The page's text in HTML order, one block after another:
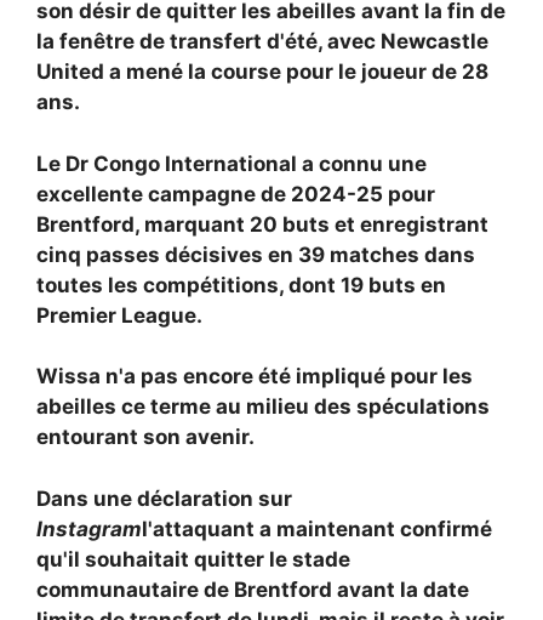
son désir de quitter les abeilles avant la fin de
la fenêtre de transfert d'été, avec Newcastle
United a mené la course pour le joueur de 28
ans.
Le Dr Congo International a connu une
excellente campagne de 2024-25 pour
Brentford, marquant 20 buts et enregistrant
cinq passes décisives en 39 matches dans
toutes les compétitions, dont 19 buts en
Premier League.
Wissa n'a pas encore été impliqué pour les
abeilles ce terme au milieu des spéculations
entourant son avenir.
Dans une déclaration sur
Instagraml'attaquant a maintenant confirmé
qu'il souhaitait quitter le stade
communautaire de Brentford avant la date